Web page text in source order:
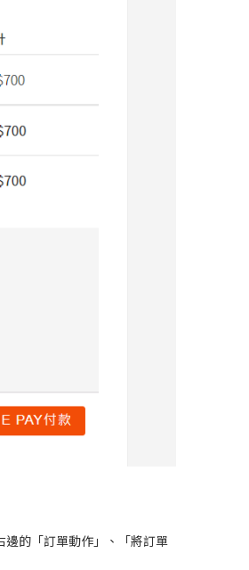
的「訂單動作」、「將訂單